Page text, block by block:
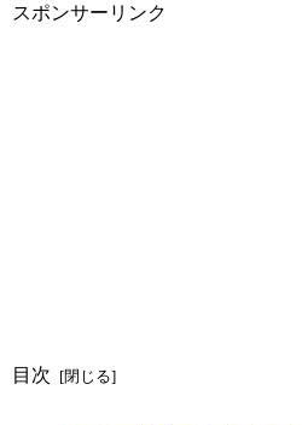
スポンサーリンク
目次